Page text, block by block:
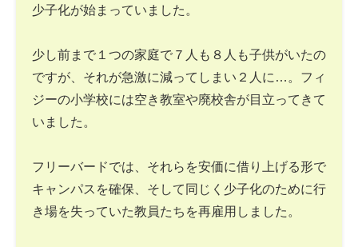
少子化が始まっていました。
少し前まで１つの家庭で７人も８人も子供がいたの
ですが、それが急激に減ってしまい２人に…。フィ
ジーの小学校には空き教室や廃校舎が目立ってきて
いました。
フリーバードでは、それらを安価に借り上げる形で
キャンパスを確保、そして同じく少子化のために行
き場を失っていた教員たちを再雇用しました。